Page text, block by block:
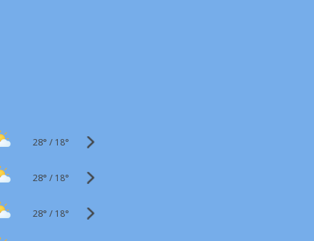
28° / 18°
28° / 18°
28° / 18°